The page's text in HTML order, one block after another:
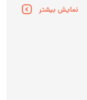
نمایش بیشتر